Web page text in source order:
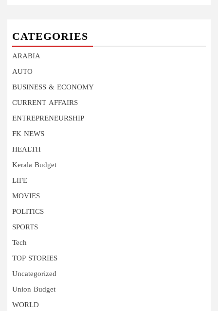
CATEGORIES
ARABIA
AUTO
BUSINESS & ECONOMY
CURRENT AFFAIRS
ENTREPRENEURSHIP
FK NEWS
HEALTH
Kerala Budget
LIFE
MOVIES
POLITICS
SPORTS
Tech
TOP STORIES
Uncategorized
Union Budget
WORLD